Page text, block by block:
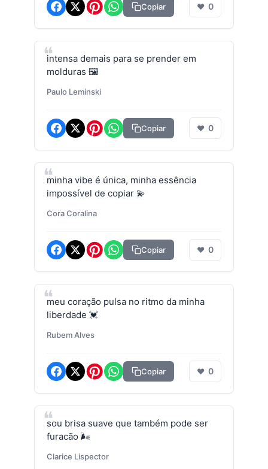
Copiar ❤ 0
intensa demais para se prender em
molduras 🖼️
Paulo Leminski
Copiar ❤ 0
minha vibe é única, minha essência
impossível de copiar 💫
Cora Coralina
Copiar ❤ 0
meu coração pulsa no ritmo da minha
liberdade 💓
Rubem Alves
Copiar ❤ 0
sou brisa suave que também pode ser
furacão 🌬️
Clarice Lispector